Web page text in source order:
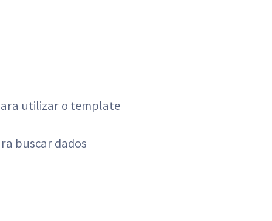
utilizar o template
buscar dados